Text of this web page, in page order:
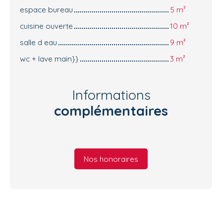
espace bureau
5 m²
cuisine ouverte
10 m²
salle d eau
9 m²
wc + lave main}}
3 m²
Informations
complémentaires
Nos honoraires